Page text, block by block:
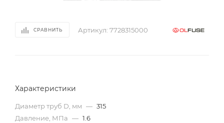
СРАВНИТЬ Артикул: 7728315000
Характеристики
Диаметр труб D, мм — 315
Давление, МПа — 1.6